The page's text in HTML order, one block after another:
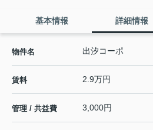
基本情報 詳細情報
物件名 出汐コーポ
賃料 2.9万円
管理 / 共益費 3,000円